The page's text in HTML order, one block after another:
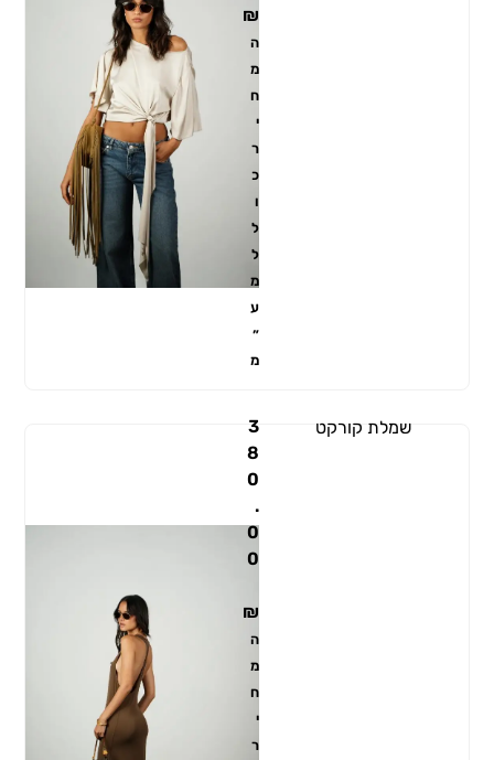
₪
ה
מ
ח
י
ר
כ
ו
ל
ל
מ
ע
״
מ
3
8
0
.
0
0
₪
ה
מ
ח
י
ר
שמלת קורקט